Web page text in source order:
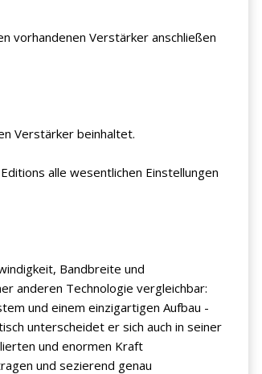
vorhandenen Verstärker anschließen
Verstärker beinhaltet.
alle wesentlichen Einstellungen
Bandbreite und
anderen Technologie vergleichbar:
und einem einzigartigen Aufbau -
unterscheidet er sich auch in seiner
und enormen Kraft
und sezierend genau